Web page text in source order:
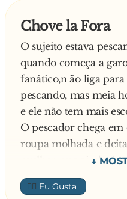
exceção de mim,
fêmeas.
O coelho engatou a
e, enquanto saía,
gritou:
- Eu desejo que esse
Chove la Fora
O sujeito estava
quando começa a
fanático,n ão liga
pescando, mas meia
e ele não tem mais
O pescador chega em
roupa molhada e
mulher, que ainda
- Como esta o tempo
mulher, entre bocejos,
👍🏼